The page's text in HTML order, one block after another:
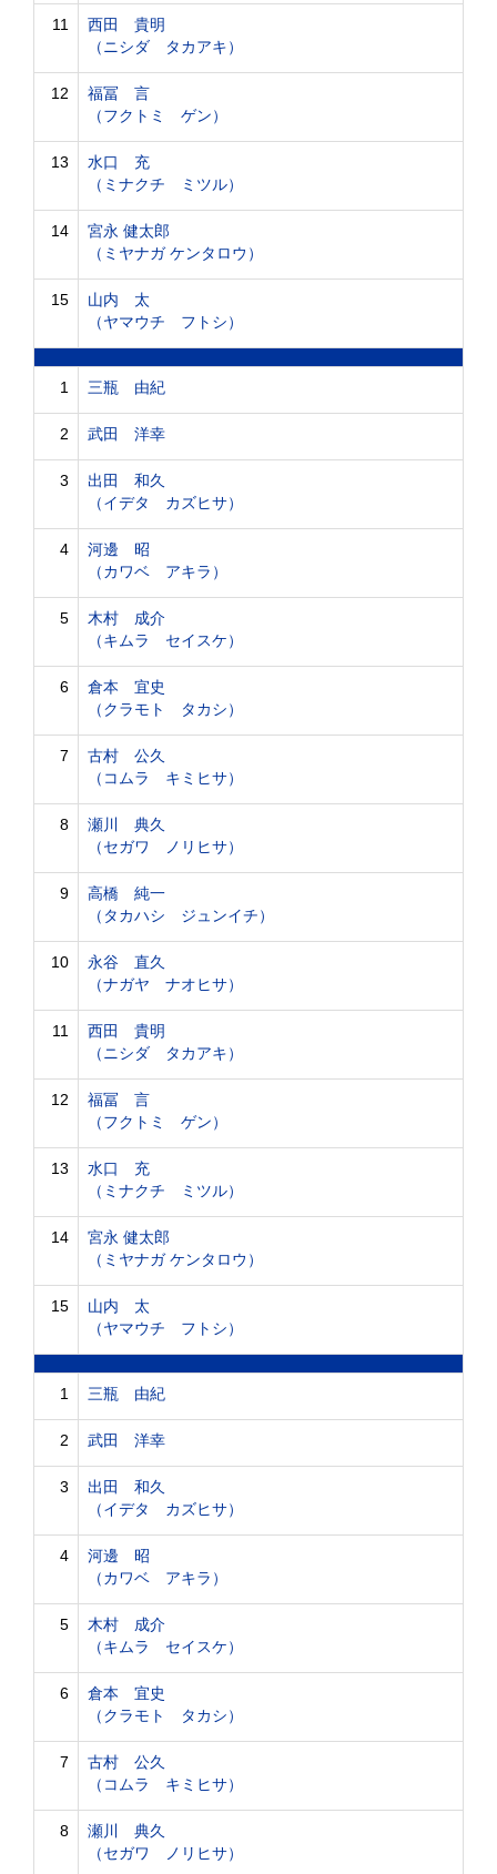
11
西田 貴明
（ニシダ タカアキ）
12
福冨 言
（フクトミ ゲン）
13
水口 充
（ミナクチ ミツル）
14
宮永 健太郎
（ミヤナガ ケンタロウ）
15
山内 太
（ヤマウチ フトシ）
1 三瓶 由紀
2 武田 洋幸
3
出田 和久
（イデタ カズヒサ）
4
河邊 昭
（カワベ アキラ）
5
木村 成介
（キムラ セイスケ）
6
倉本 宜史
（クラモト タカシ）
7
古村 公久
（コムラ キミヒサ）
8
瀬川 典久
（セガワ ノリヒサ）
9
高橋 純一
（タカハシ ジュンイチ）
10
永谷 直久
（ナガヤ ナオヒサ）
11
西田 貴明
（ニシダ タカアキ）
12
福冨 言
（フクトミ ゲン）
13
水口 充
（ミナクチ ミツル）
14
宮永 健太郎
（ミヤナガ ケンタロウ）
15
山内 太
（ヤマウチ フトシ）
1 三瓶 由紀
2 武田 洋幸
3
出田 和久
（イデタ カズヒサ）
4
河邊 昭
（カワベ アキラ）
5
木村 成介
（キムラ セイスケ）
6
倉本 宜史
（クラモト タカシ）
7
古村 公久
（コムラ キミヒサ）
8
瀬川 典久
（セガワ ノリヒサ）